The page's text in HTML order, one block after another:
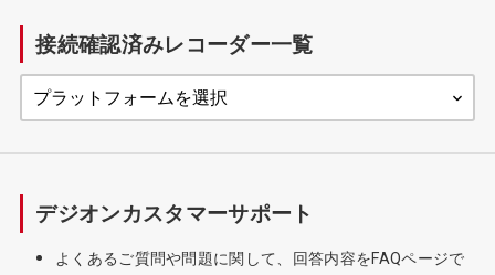
接続確認済みレコーダー一覧
デジオンカスタマーサポート
よくあるご質問や問題に関して、回答内容をFAQページで